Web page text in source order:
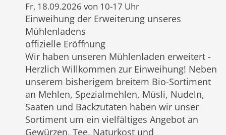
Fr, 18.09.2026 von 10-17 Uhr
Einweihung der Erweiterung unseres
Mühlenladens
offizielle Eröffnung
Wir haben unseren Mühlenladen erweitert -
Herzlich Willkommen zur Einweihung! Neben
unserem bisherigem breitem Bio-Sortiment
an Mehlen, Spezialmehlen, Müsli, Nudeln,
Saaten und Backzutaten haben wir unser
Sortiment um ein vielfältiges Angebot an
Gewürzen, Tee, Naturkost und